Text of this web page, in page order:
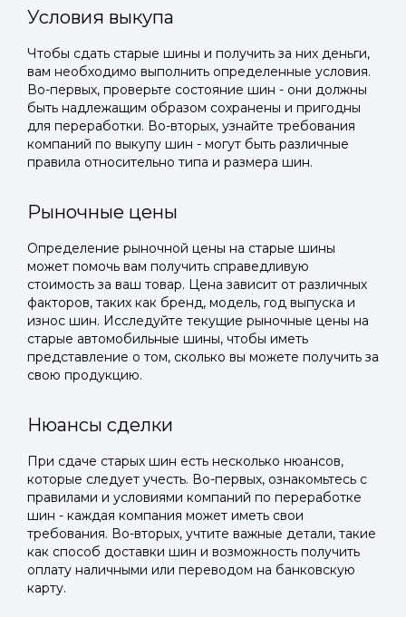
Условия выкупа
Чтобы сдать старые шины и получить за них деньги,
вам необходимо выполнить определенные условия.
Во-первых, проверьте состояние шин - они должны
быть надлежащим образом сохранены и пригодны
для переработки. Во-вторых, узнайте требования
компаний по выкупу шин - могут быть различные
правила относительно типа и размера шин.
Рыночные цены
Определение рыночной цены на старые шины
может помочь вам получить справедливую
стоимость за ваш товар. Цена зависит от различных
факторов, таких как бренд, модель, год выпуска и
износ шин. Исследуйте текущие рыночные цены на
старые автомобильные шины, чтобы иметь
представление о том, сколько вы можете получить за
свою продукцию.
Нюансы сделки
При сдаче старых шин есть несколько нюансов,
которые следует учесть. Во-первых, ознакомьтесь с
правилами и условиями компаний по переработке
шин - каждая компания может иметь свои
требования. Во-вторых, учтите важные детали, такие
как способ доставки шин и возможность получить
оплату наличными или переводом на банковскую
карту.